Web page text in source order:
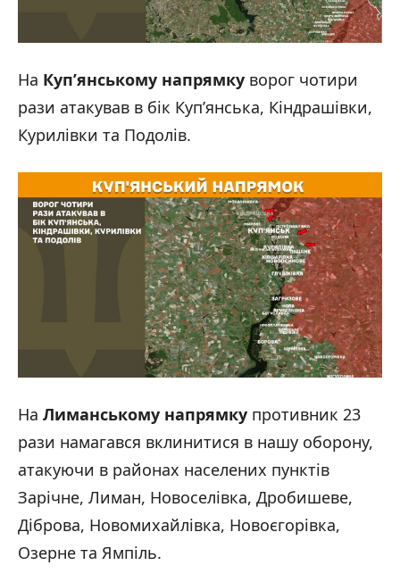
На Куп’янському напрямку ворог чотири
рази атакував в бік Куп’янська, Кіндрашівки,
Курилівки та Подолів.
На Лиманському напрямку противник 23
рази намагався вклинитися в нашу оборону,
атакуючи в районах населених пунктів
Зарічне, Лиман, Новоселівка, Дробишеве,
Діброва, Новомихайлівка, Новоєгорівка,
Озерне та Ямпіль.